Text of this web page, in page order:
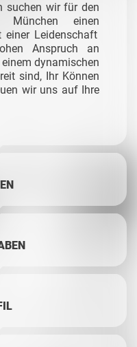
suchen wir für den
München einen
einer Leidenschaft
Anspruch an
dynamischen
sind, Ihr Können
wir uns auf Ihre